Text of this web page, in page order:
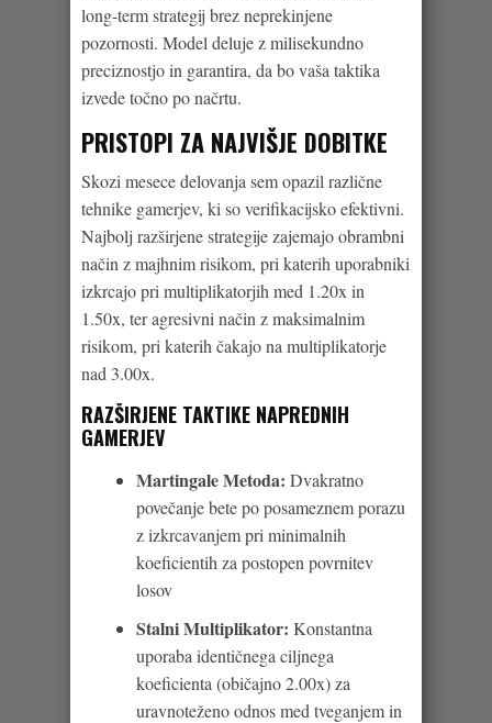
long-term strategij brez neprekinjene
pozornosti. Model deluje z milisekundno
preciznostjo in garantira, da bo vaša taktika
izvede točno po načrtu.
PRISTOPI ZA NAJVIŠJE DOBITKE
Skozi mesece delovanja sem opazil različne
tehnike gamerjev, ki so verifikacijsko efektivni.
Najbolj razširjene strategije zajemajo obrambni
način z majhnim risikom, pri katerih uporabniki
izkrcajo pri multiplikatorjih med 1.20x in
1.50x, ter agresivni način z maksimalnim
risikom, pri katerih čakajo na multiplikatorje
nad 3.00x.
RAZŠIRJENE TAKTIKE NAPREDNIH
GAMERJEV
Martingale Metoda: Dvakratno
povečanje bete po posameznem porazu
z izkrcavanjem pri minimalnih
koeficientih za postopen povrnitev
losov
Stalni Multiplikator: Konstantna
uporaba identičnega ciljnega
koeficienta (običajno 2.00x) za
uravnoteženo odnos med tveganjem in